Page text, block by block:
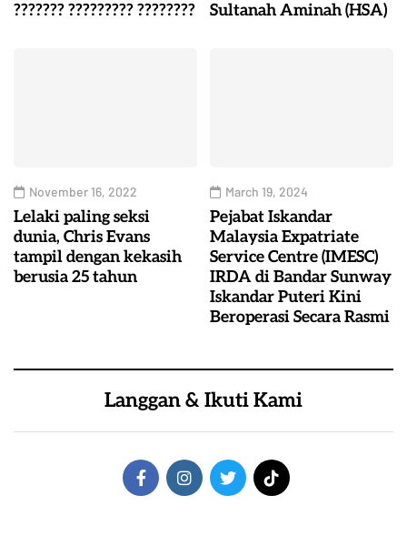
??????? ????????? ????????
Sultanah Aminah (HSA)
November 16, 2022
Lelaki paling seksi
dunia, Chris Evans
tampil dengan kekasih
berusia 25 tahun
March 19, 2024
Pejabat Iskandar
Malaysia Expatriate
Service Centre (IMESC)
IRDA di Bandar Sunway
Iskandar Puteri Kini
Beroperasi Secara Rasmi
Langgan & Ikuti Kami